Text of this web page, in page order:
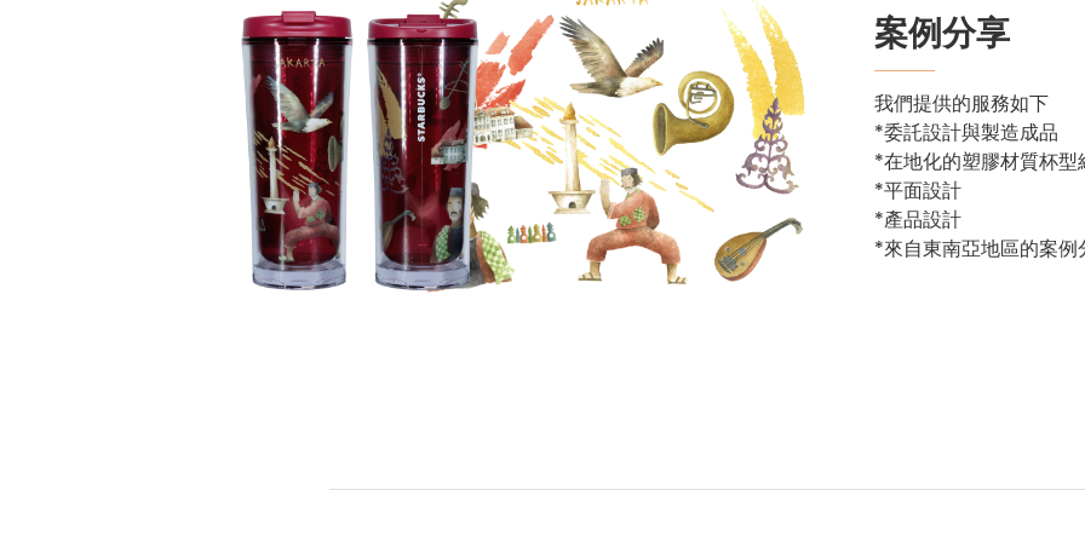
案例分享
我們提供的服務如下
*委託設計與製造成品
*在地化的塑膠材質杯型
*平面設計
*產品設計
*來自東南亞地區的案例